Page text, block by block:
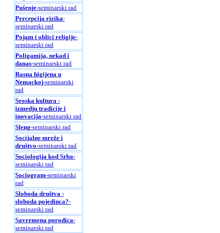
Pušenje-seminarski rad
Percepcija rizika-
seminarski rad
Pojam i oblici religije-
seminarski rad
Poligamija, nekad i
danas-seminarski rad
Rasna higijena u
Nemackoj-seminarski
rad
Seoska kultura -
izmedju tradicije i
inovacija-seminarski rad
Sleng-seminarski rad
Socijalne mreže i
društvo-seminarski rad
Sociologija kod Srba-
seminarski rad
Sociogram-seminarski
rad
Sloboda društva -
sloboda pojedinca?-
seminarski rad
Savremena porodica-
seminarski rad